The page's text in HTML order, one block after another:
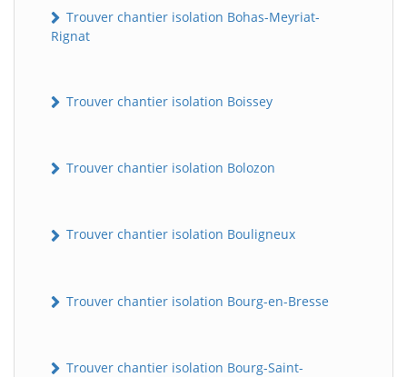
Trouver chantier isolation Bohas-Meyriat-
Rignat
Trouver chantier isolation Boissey
Trouver chantier isolation Bolozon
Trouver chantier isolation Bouligneux
Trouver chantier isolation Bourg-en-Bresse
Trouver chantier isolation Bourg-Saint-